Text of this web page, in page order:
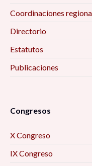
Coordinaciones
Directorio
Estatutos
Publicaciones
Congresos
X Congreso
IX Congreso